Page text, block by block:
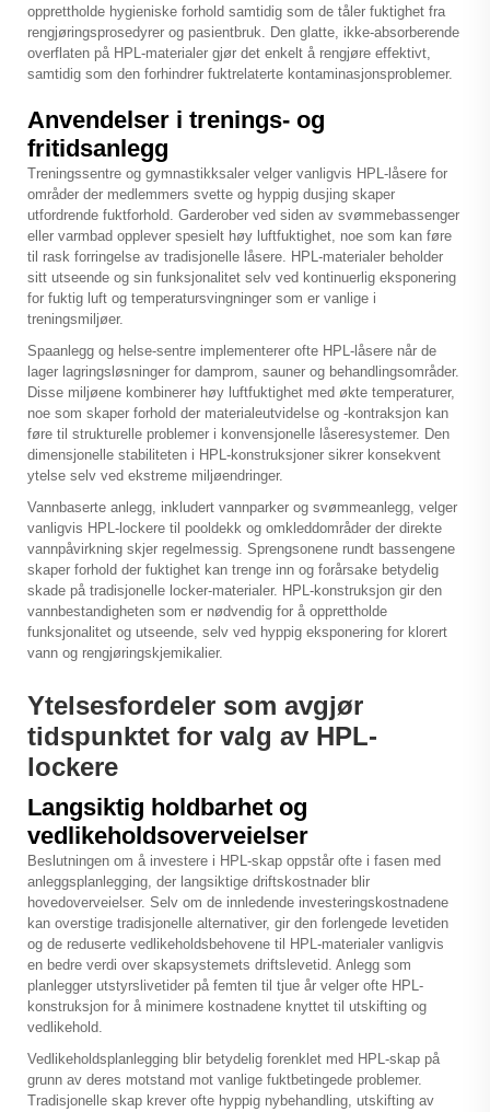
opprettholde hygieniske forhold samtidig som de tåler fuktighet fra
rengjøringsprosedyrer og pasientbruk. Den glatte, ikke-absorberende
overflaten på HPL-materialer gjør det enkelt å rengjøre effektivt,
samtidig som den forhindrer fuktrelaterte kontaminasjonsproblemer.
Anvendelser i trenings- og
fritidsanlegg
Treningssentre og gymnastikksaler velger vanligvis HPL-låsere for
områder der medlemmers svette og hyppig dusjing skaper
utfordrende fuktforhold. Garderober ved siden av svømmebassenger
eller varmbad opplever spesielt høy luftfuktighet, noe som kan føre
til rask forringelse av tradisjonelle låsere. HPL-materialer beholder
sitt utseende og sin funksjonalitet selv ved kontinuerlig eksponering
for fuktig luft og temperatursvingninger som er vanlige i
treningsmiljøer.
Spaanlegg og helse-sentre implementerer ofte HPL-låsere når de
lager lagringsløsninger for damprom, sauner og behandlingsområder.
Disse miljøene kombinerer høy luftfuktighet med økte temperaturer,
noe som skaper forhold der materialeutvidelse og -kontraksjon kan
føre til strukturelle problemer i konvensjonelle låseresystemer. Den
dimensjonelle stabiliteten i HPL-konstruksjoner sikrer konsekvent
ytelse selv ved ekstreme miljøendringer.
Vannbaserte anlegg, inkludert vannparker og svømmeanlegg, velger
vanligvis HPL-lockere til pooldekk og omkleddområder der direkte
vannpåvirkning skjer regelmessig. Sprengsonene rundt bassengene
skaper forhold der fuktighet kan trenge inn og forårsake betydelig
skade på tradisjonelle locker-materialer. HPL-konstruksjon gir den
vannbestandigheten som er nødvendig for å opprettholde
funksjonalitet og utseende, selv ved hyppig eksponering for klorert
vann og rengjøringskjemikalier.
Ytelsesfordeler som avgjør
tidspunktet for valg av HPL-
lockere
Langsiktig holdbarhet og
vedlikeholdsoverveielser
Beslutningen om å investere i HPL-skap oppstår ofte i fasen med
anleggsplanlegging, der langsiktige driftskostnader blir
hovedoverveielser. Selv om de innledende investeringskostnadene
kan overstige tradisjonelle alternativer, gir den forlengede levetiden
og de reduserte vedlikeholdsbehovene til HPL-materialer vanligvis
en bedre verdi over skapsystemets driftslevetid. Anlegg som
planlegger utstyrslivetider på femten til tjue år velger ofte HPL-
konstruksjon for å minimere kostnadene knyttet til utskifting og
vedlikehold.
Vedlikeholdsplanlegging blir betydelig forenklet med HPL-skap på
grunn av deres motstand mot vanlige fuktbetingede problemer.
Tradisjonelle skap krever ofte hyppig nybehandling, utskifting av